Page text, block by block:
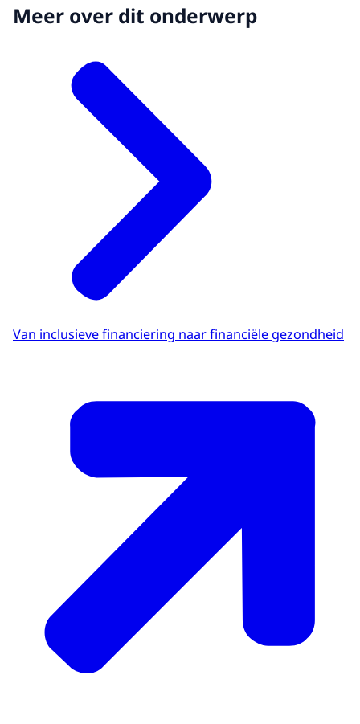
Meer over dit onderwerp
Van inclusieve financiering naar financiële gezondheid